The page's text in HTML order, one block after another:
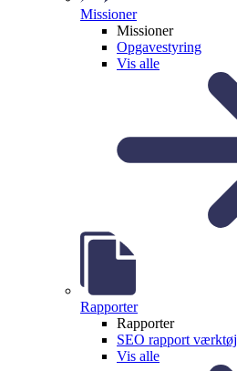
Missioner
Missioner
Opgavestyring
Vis alle
Rapporter
Rapporter
SEO rapport værktøj
Vis alle